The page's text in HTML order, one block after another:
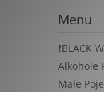
Menu
❗BLACK
Alkohole
Małe